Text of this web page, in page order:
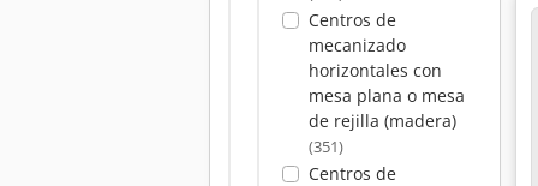
Centros de
mecanizado
horizontales con
mesa plana o mesa
de rejilla (madera)
(351)
Centros de